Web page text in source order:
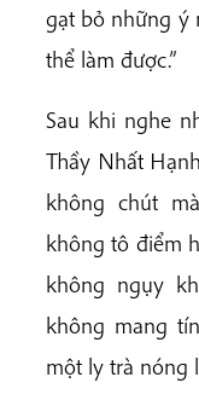
gạt bỏ những ý
thể làm được.”
Sau khi nghe
Thầy Nhất
không chút
không tô điểm
không ngụy
không mang
một ly trà nóng